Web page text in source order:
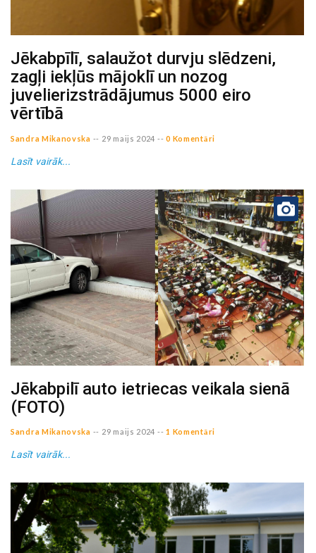
Jēkabpīlī, salaužot durvju slēdzeni,
zagļi iekļūs mājoklī un nozog
juvelierizstrādājumus 5000 eiro
vērtībā
Sandra Mikanovska -- 29 maijs 2024 -- 0 Komentāri
Lasīt vairāk...
Jēkabpilī auto ietriecas veikala sienā
(FOTO)
Sandra Mikanovska -- 29 maijs 2024 -- 1 Komentāri
Lasīt vairāk...